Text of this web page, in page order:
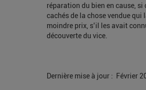
réparation du bien en cause,
cachés de la chose vendue qui
moindre prix, s’il les avait
découverte du vice.
Dernière mise à jour : Février